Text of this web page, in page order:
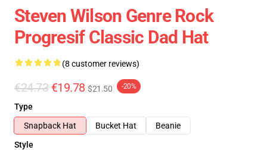
Steven Wilson Genre Rock
Progresif Classic Dad Hat
(8 customer reviews)
€24.73 €19.78 $21.50 -20%
Type
Snapback Hat
Bucket Hat
Beanie
Style